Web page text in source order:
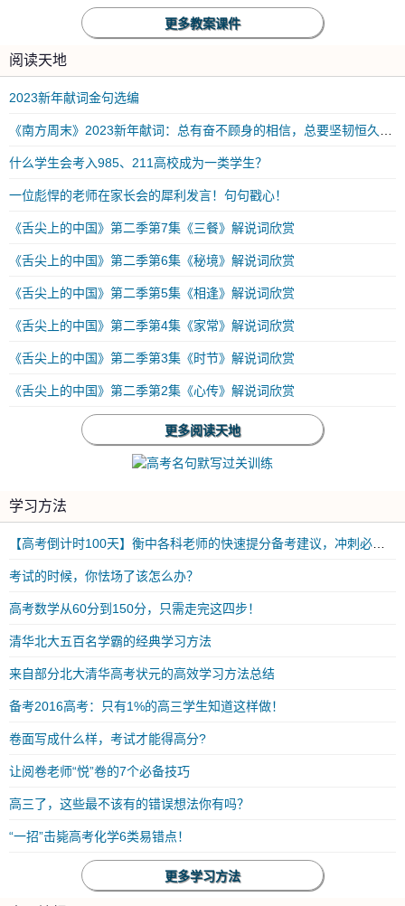
更多教案课件
阅读天地
2023新年献词金句选编
什么学生会考入985、211高校成为一类学生？
一位彪悍的老师在家长会的犀利发言！句句戳心！
《舌尖上的中国》第二季第7集《三餐》解说词欣赏
《舌尖上的中国》第二季第6集《秘境》解说词欣赏
《舌尖上的中国》第二季第5集《相逢》解说词欣赏
《舌尖上的中国》第二季第4集《家常》解说词欣赏
《舌尖上的中国》第二季第3集《时节》解说词欣赏
《舌尖上的中国》第二季第2集《心传》解说词欣赏
更多阅读天地
学习方法
考试的时候，你怯场了该怎么办？
高考数学从60分到150分，只需走完这四步！
清华北大五百名学霸的经典学习方法
来自部分北大清华高考状元的高效学习方法总结
备考2016高考：只有1%的高三学生知道这样做！
卷面写成什么样，考试才能得高分?
让阅卷老师“悦”卷的7个必备技巧
高三了，这些最不该有的错误想法你有吗？
“一招”击毙高考化学6类易错点！
更多学习方法